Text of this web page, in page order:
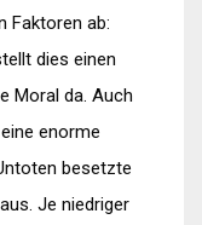
Faktoren ab:
dies einen
Moral da. Auch
enorme
besetzte
Je niedriger